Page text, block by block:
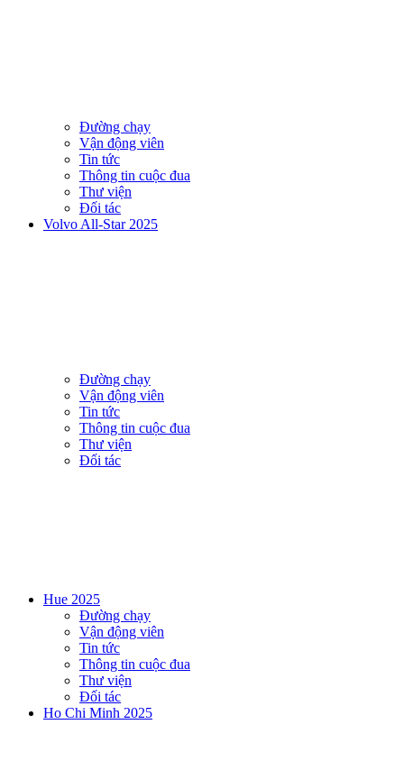
Đường chạy
Vận động viên
Tin tức
Thông tin cuộc đua
Thư viện
Đối tác
Volvo All-Star 2025
Đường chạy
Vận động viên
Tin tức
Thông tin cuộc đua
Thư viện
Đối tác
Hue 2025
Đường chạy
Vận động viên
Tin tức
Thông tin cuộc đua
Thư viện
Đối tác
Ho Chi Minh 2025